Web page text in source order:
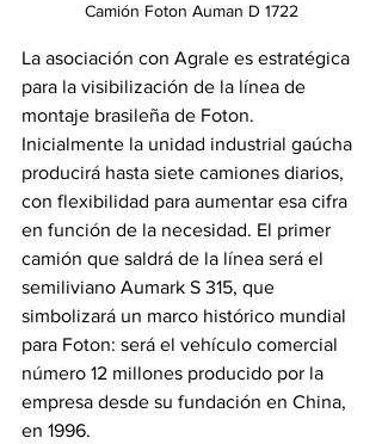
Camión Foton Auman D 1722
La asociación con Agrale es estratégica
para la visibilización de la línea de
montaje brasileña de Foton.
Inicialmente la unidad industrial gaúcha
producirá hasta siete camiones diarios,
con flexibilidad para aumentar esa cifra
en función de la necesidad. El primer
camión que saldrá de la línea será el
semiliviano Aumark S 315, que
simbolizará un marco histórico mundial
para Foton: será el vehículo comercial
número 12 millones producido por la
empresa desde su fundación en China,
en 1996.